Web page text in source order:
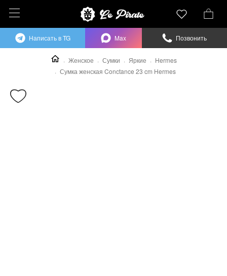
Женское Сумки Яркие
Hermes
Сумка женская Conctance 23 cm Hermes
Написать в TG Max Позвонить